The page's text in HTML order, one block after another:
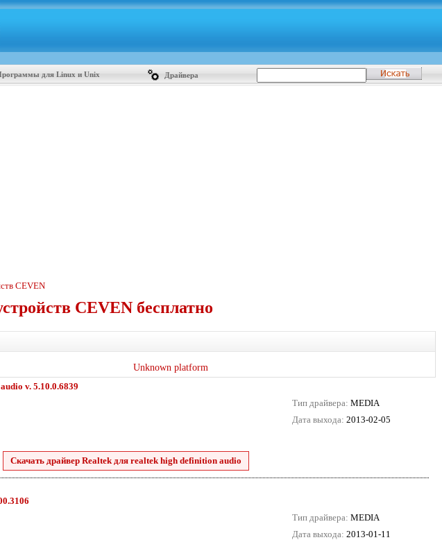
для Linux и Unix Драйвера
CEVEN
CEVEN бесплатно
Unknown platform
v. 5.10.0.6839
Тип драйвера: MEDIA
Дата выхода: 2013-02-05
Скачать драйвер Realtek для realtek high definition audio
Тип драйвера: MEDIA
Дата выхода: 2013-01-11